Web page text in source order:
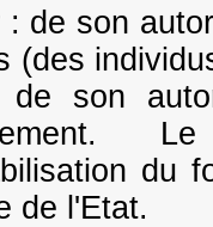
: de son
(des
de son
du
de l'Etat.